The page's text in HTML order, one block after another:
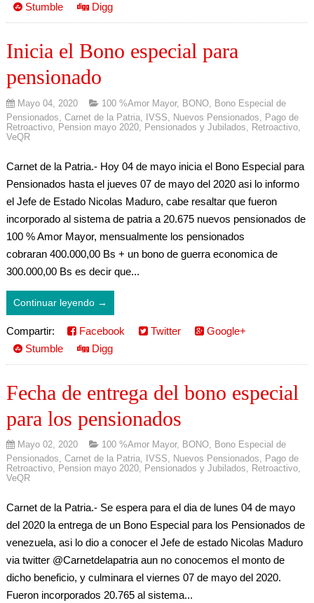
Stumble
Digg
Inicia el Bono especial para
pensionado
Mayo 04, 2020 100 %Amor Mayor, BONO, Bono Especial de
Pensionados Carnet de la Patria, IVSS Nuevos Pensionados
Pago de
Retroactivo, Pension mayo 2020, Pensionados y Jubilados Retroactivo,
VeQR
Carnet de la Patria.- Hoy 04 de mayo inicia el Bono Especial para
Pensionados hasta el jueves 07 de mayo del 2020 asi lo informo
el Jefe de Estado Nicolas Maduro, cabe resaltar que fueron
incorporado al sistema de patria a 20.675 nuevos pensionados de
100 % Amor Mayor, mensualmente los pensionados
cobraran 400.000,00 Bs + un bono de guerra economica de
300.000,00 Bs es decir que...
Continuar leyendo →
Compartir: Facebook Twitter
Google+
Stumble
Digg
Fecha de entrega del bono especial
para los pensionados
Mayo 02, 2020 100 %Amor Mayor, BONO, Bono Especial de
Pensionados, Carnet de la Patria, IVSS, Nuevos Pensionados, Pago de
Retroactivo, Pension mayo 2020, Pensionados y Jubilados, Retroactivo,
VeQR
Carnet de la Patria.- Se espera para el dia de lunes 04 de mayo
del 2020 la entrega de un Bono Especial para los Pensionados de
venezuela, asi lo dio a conocer el Jefe de estado Nicolas Maduro
via twitter @Carnetdelapatria aun no conocemos el monto de
dicho beneficio, y culminara el viernes 07 de mayo del 2020.
Fueron incorporados 20.765 al sistema...